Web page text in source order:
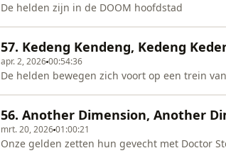
De helden zijn in de DOOM hoofdstad
57. Kedeng Kendeng, Kedeng
apr. 2, 202600:54:36
De helden bewegen zich voort op een trein
56. Another Dimension, Another
mrt. 20, 202601:00:21
Onze gelden zetten hun gevecht met Doctor